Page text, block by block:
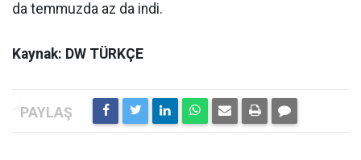
da temmuzda az da indi.
Kaynak: DW TÜRKÇE